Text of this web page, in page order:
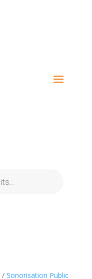
/ Sonorisation Public